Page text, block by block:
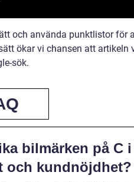
och använda punktlistor för
ökar vi chansen att artikeln
sök.
bilmärken på C i
och kundnöjdhet?